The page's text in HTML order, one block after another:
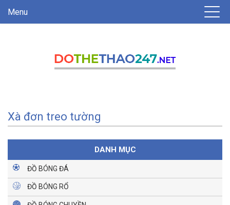
Menu
Xà đơn treo tường
DANH MỤC
ĐỒ BÓNG ĐÁ
ĐỒ BÓNG RỔ